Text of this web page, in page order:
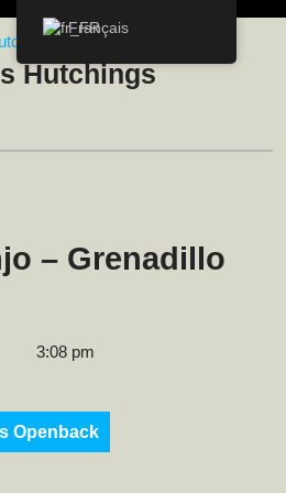
Hutchings
– Grenadillo
3:08 pm
Openback
Français